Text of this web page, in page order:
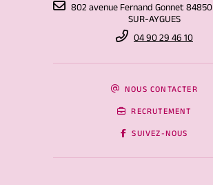
802 avenue Fernand Gonnet 84850
SUR-AYGUES
04 90 29 46 10
NOUS CONTACTER
RECRUTEMENT
SUIVEZ-NOUS